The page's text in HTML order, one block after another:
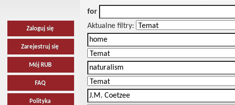
Zaloguj się
Zarejestruj się
Mój RUB
FAQ
Polityka
for
Aktualne filtry: